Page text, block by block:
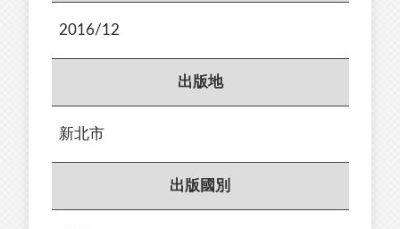
2016/12
出版地
新北市
出版國別